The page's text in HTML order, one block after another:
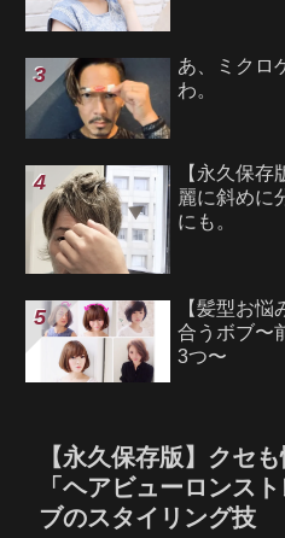
あ、ミクロ
わ。
【永久保
麗に斜めに
にも。
【髪型お
合うボブ〜
3つ〜
【永久保存版】クセ
「ヘアビューロンス
ブのスタイリング技